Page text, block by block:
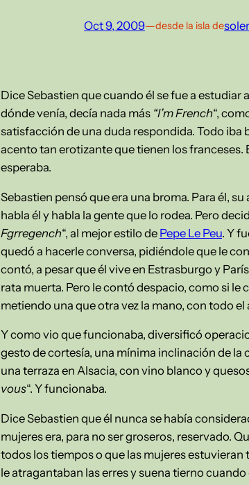
Oct 9, 2009—desde la isla de
Dice Sebastien que cuando él se fue a
dónde venía, decía nada más “I’m French“,
satisfacción de una duda respondida. Todo iba
acento tan erotizante que tienen los franceses.
esperaba.
Sebastien pensó que era una broma. Para él,
habla él y habla la gente que lo rodea. Pero
Fgrregench“, al mejor estilo de Pepe Le Peu. Y
quedó a hacerle conversa, pidiéndole que le
contó, a pesar que él vive en Estrasburgo y
rata muerta. Pero le contó despacio, como si
metiendo una que otra vez la mano, con todo
Y como vio que funcionaba, diversificó
gesto de cortesía, una mínima inclinación de la
una terraza en Alsacia, con vino blanco y
vous“. Y funcionaba.
Dice Sebastien que él nunca se había
mujeres era, para no ser groseros, reservado.
todos los tiempos o que las mujeres
le atragantaban las erres y suena tierno cuando